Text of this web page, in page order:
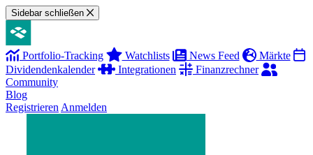
Sidebar schließen
Portfolio-Tracking Watchlists News Feed
Märkte
Dividendenkalender
Integrationen
Finanzrechner
Community
Blog
Registrieren Anmelden